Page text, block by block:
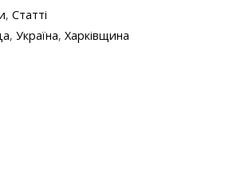
er at y
p
t
, Статті
, Україна, Харківщина